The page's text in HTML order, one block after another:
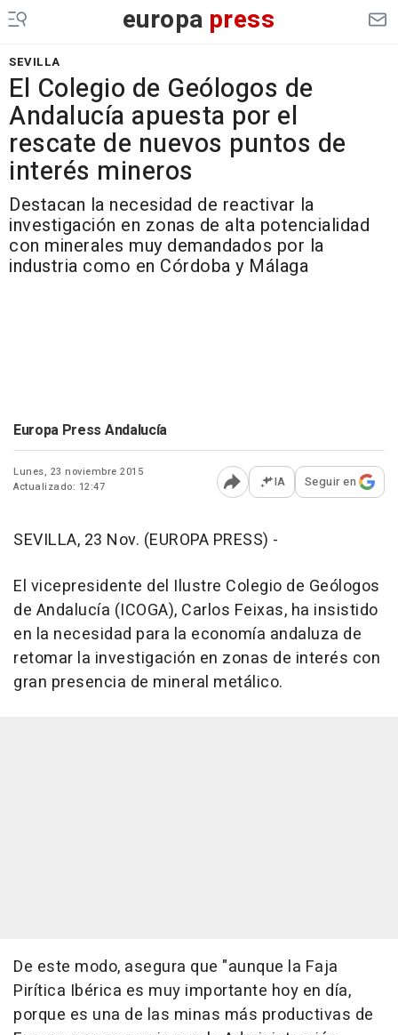
europa press
SEVILLA
El Colegio de Geólogos de
Andalucía apuesta por el
rescate de nuevos puntos de
interés mineros
Destacan la necesidad de reactivar la
investigación en zonas de alta potencialidad
con minerales muy demandados por la
industria como en Córdoba y Málaga
Europa Press Andalucía
Lunes, 23 noviembre 2015
Actualizado: 12:47
Abrir opciones para
IA Seguir en
SEVILLA, 23 Nov. (EUROPA PRESS) -
El vicepresidente del Ilustre Colegio de Geólogos
de Andalucía (ICOGA), Carlos Feixas, ha insistido
en la necesidad para la economía andaluza de
retomar la investigación en zonas de interés con
gran presencia de mineral metálico.
De este modo, asegura que "aunque la Faja
Pirítica Ibérica es muy importante hoy en día,
porque es una de las minas más productivas de